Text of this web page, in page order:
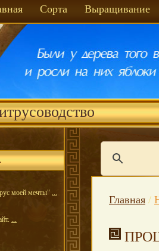
Сорта Выращивание
моей мечты" ...
...
Главная /